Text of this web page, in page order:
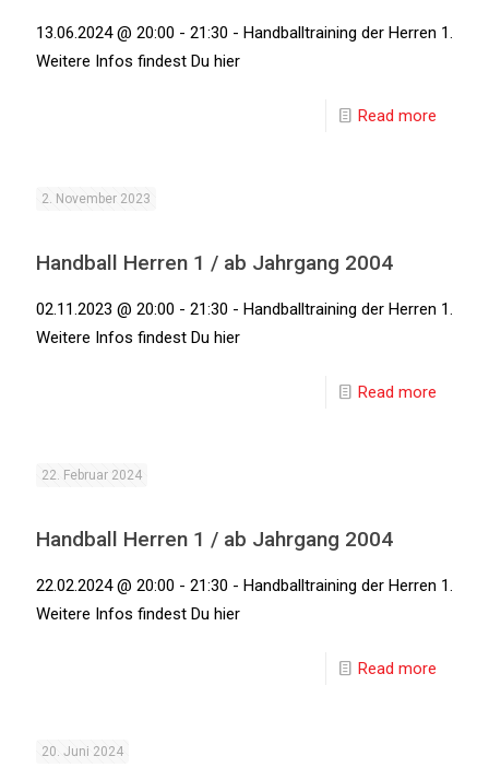
13.06.2024 @ 20:00 - 21:30 - Handballtraining der Herren 1.
Weitere Infos findest Du hier
Read more
2. November 2023
Handball Herren 1 / ab Jahrgang 2004
02.11.2023 @ 20:00 - 21:30 - Handballtraining der Herren 1.
Weitere Infos findest Du hier
Read more
22. Februar 2024
Handball Herren 1 / ab Jahrgang 2004
22.02.2024 @ 20:00 - 21:30 - Handballtraining der Herren 1.
Weitere Infos findest Du hier
Read more
20. Juni 2024